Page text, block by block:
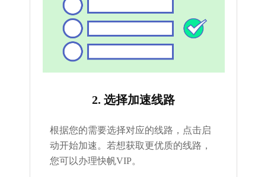
2. 选择加速线路
根据您的需要选择对应的线路，点击启
动开始加速。若想获取更优质的线路，
您可以办理快帆VIP。